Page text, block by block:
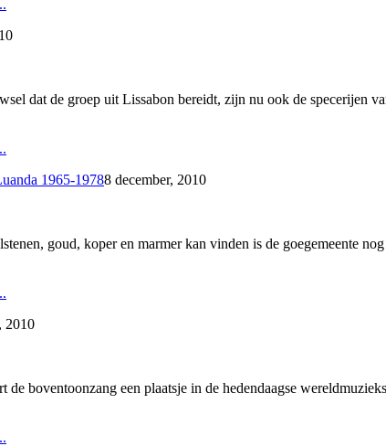
dat de groep uit Lissabon bereidt, zijn nu ook de specerijen
1965-19788 december, 2010
goud, koper en marmer kan vinden is de goegemeente
2010
boventoonzang een plaatsje in de hedendaagse